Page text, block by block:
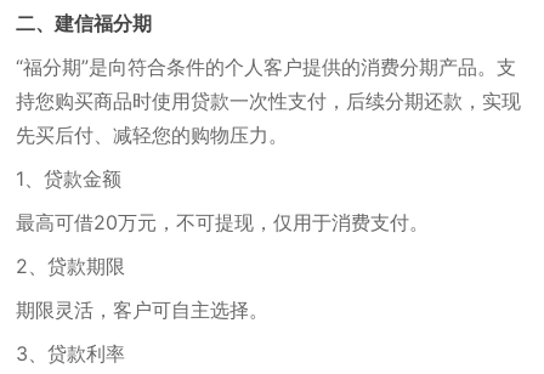
二、建信福分期
“福分期”是向符合条件的个人客户提供的消费分期产品。支
持您购买商品时使用贷款一次性支付，后续分期还款，实现
先买后付、减轻您的购物压力。
1、贷款金额
最高可借20万元，不可提现，仅用于消费支付。
2、贷款期限
期限灵活，客户可自主选择。
3、贷款利率